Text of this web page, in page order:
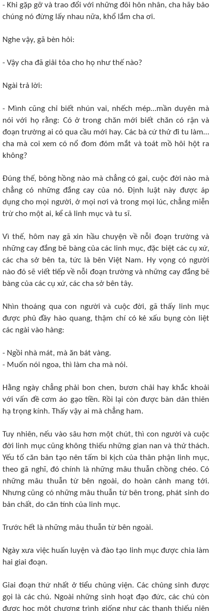
- Khi gặp gỡ và trao đổi với những đôi hôn nhân, cha hãy bảo
chúng nó đừng lấy nhau nữa, khổ lắm cha ơi.
Nghe vậy, gã bèn hỏi:
- Vậy cha đã giải tỏa cho họ như thế nào?
Ngài trả lời:
- Mình cũng chỉ biết nhún vai, nhếch mép…mần duyên mà
nói với họ rằng: Có ở trong chăn mới biết chăn có rận và
đoạn trường ai có qua cầu mới hay. Các bà cứ thử đi tu làm…
cha mà coi xem có nổ đom đóm mắt và toát mồ hôi hột ra
không?
Đúng thế, bông hồng nào mà chẳng có gai, cuộc đời nào mà
chẳng có những đắng cay của nó. Định luật này được áp
dụng cho mọi người, ở mọi nơi và trong mọi lúc, chẳng miễn
trừ cho một ai, kể cả linh mục và tu sĩ.
Vì thế, hôm nay gã xin hầu chuyện về nỗi đoạn trường và
những cay đắng bẽ bàng của các linh mục, đặc biệt các cụ xứ,
các cha sở bên ta, tức là bên Việt Nam. Hy vọng có người
nào đó sẽ viết tiếp về nỗi đoạn trường và những cay đắng bẽ
bàng của các cụ xứ, các cha sở bên tây.
Nhìn thoáng qua con người và cuộc đời, gã thấy linh mục
được phủ đầy hào quang, thậm chí có kẻ xấu bụng còn liệt
các ngài vào hàng:
- Ngồi nhà mát, mà ăn bát vàng.
- Muốn nói ngoa, thì làm cha mà nói.
Hằng ngày chẳng phải bon chen, bươn chải hay khắc khoải
với vấn đề cơm áo gạo tiền. Rồi lại còn được bàn dân thiên
hạ trọng kính. Thấy vậy ai mà chẳng ham.
Tuy nhiên, nếu vào sâu hơn một chút, thì con người và cuộc
đời linh mục cũng không thiếu những gian nan và thử thách.
Yếu tố căn bản tạo nên tấm bi kịch của thân phận linh mục,
theo gã nghĩ, đó chính là những mâu thuẫn chồng chéo. Có
những mâu thuẫn từ bên ngoài, do hoàn cảnh mang tới.
Nhưng cũng có những mâu thuẫn từ bên trong, phát sinh do
bản chất, do căn tính của linh mục.
Trước hết là những mâu thuẫn từ bên ngoài.
Ngày xưa việc huấn luyện và đào tạo linh mục được chia làm
hai giai đoạn.
Giai đoạn thứ nhất ở tiểu chủng viện. Các chủng sinh được
gọi là các chú. Ngoài những sinh hoạt đạo đức, các chú còn
được học một chương trình giống như các thanh thiếu niên